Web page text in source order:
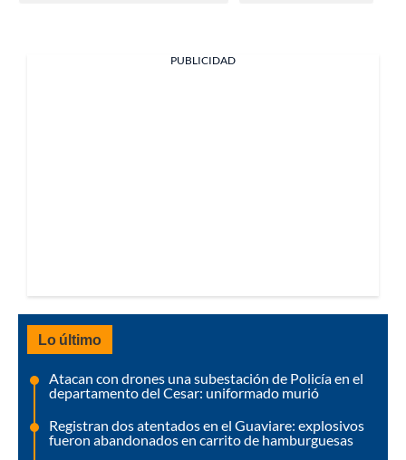
PUBLICIDAD
Lo último
Atacan con drones una subestación de Policía en el
departamento del Cesar: uniformado murió
Registran dos atentados en el Guaviare: explosivos
fueron abandonados en carrito de hamburguesas